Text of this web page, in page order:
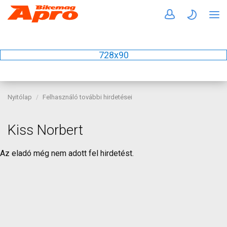
728x90
Nyitólap Felhasználó további hirdetései
Kiss Norbert
Az eladó még nem adott fel hirdetést.